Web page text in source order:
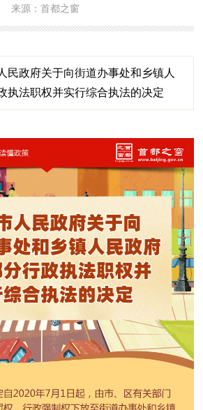
机构职能 政策服务
政策解读 回应关切
专题公开
法人服务 部门服务
利企服务 投资项目
阳光政务
来源：首都之窗
民政府关于向街道办事处和乡镇人
执法职权并实行综合执法的决定